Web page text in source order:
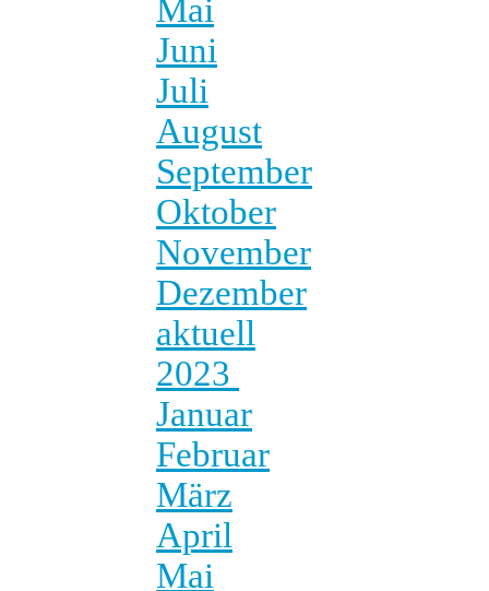
Mai
Juni
Juli
August
September
Oktober
November
Dezember
aktuell
2023
Januar
Februar
März
April
Mai